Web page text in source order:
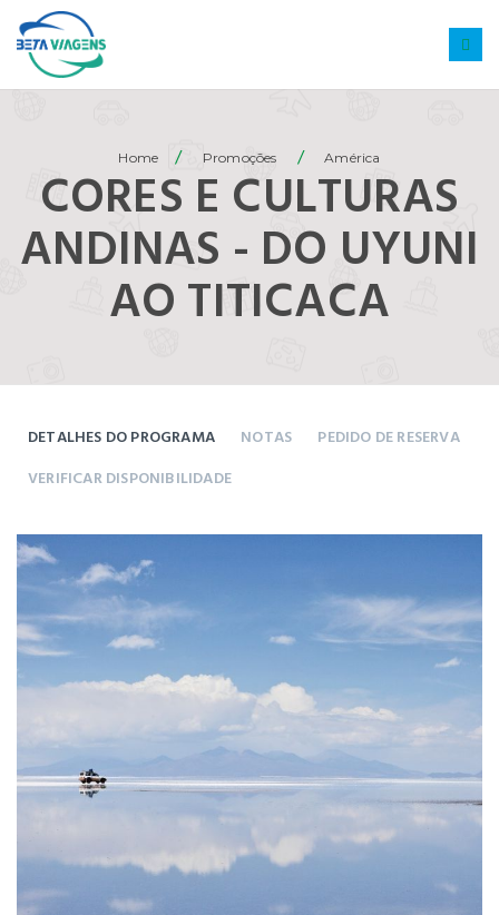
Home / Promoções / América
CORES E CULTURAS
ANDINAS - DO UYUNI
AO TITICACA
DETALHES DO PROGRAMA NOTAS
PEDIDO DE RESERVA
VERIFICAR DISPONIBILIDADE